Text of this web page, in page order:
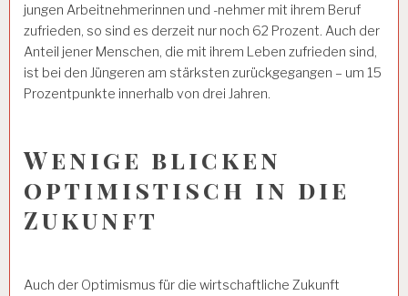
jungen Arbeitnehmerinnen und -nehmer mit ihrem Beruf
zufrieden, so sind es derzeit nur noch 62 Prozent. Auch der
Anteil jener Menschen, die mit ihrem Leben zufrieden sind,
ist bei den Jüngeren am stärksten zurückgegangen – um 15
Prozentpunkte innerhalb von drei Jahren.
Wenige blicken
optimistisch in die
Zukunft
Auch der Optimismus für die wirtschaftliche Zukunft